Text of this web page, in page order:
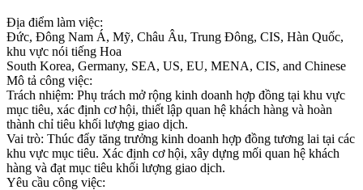
Địa điểm làm việc:
Đức, Đông Nam Á, Mỹ, Châu Âu, Trung Đông, CIS, Hàn Quốc,
khu vực nói tiếng Hoa
South Korea, Germany, SEA, US, EU, MENA, CIS, and Chinese
Mô tả công việc:
Trách nhiệm: Phụ trách mở rộng kinh doanh hợp đồng tại khu vực
mục tiêu, xác định cơ hội, thiết lập quan hệ khách hàng và hoàn
thành chỉ tiêu khối lượng giao dịch.
Vai trò: Thúc đẩy tăng trưởng kinh doanh hợp đồng tương lai tại các
khu vực mục tiêu. Xác định cơ hội, xây dựng mối quan hệ khách
hàng và đạt mục tiêu khối lượng giao dịch.
Yêu cầu công việc: